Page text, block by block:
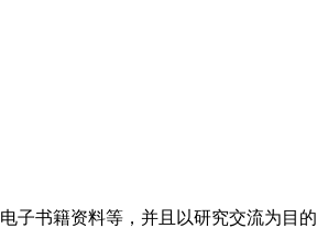
子书籍资料等，并且以研究交流为目的